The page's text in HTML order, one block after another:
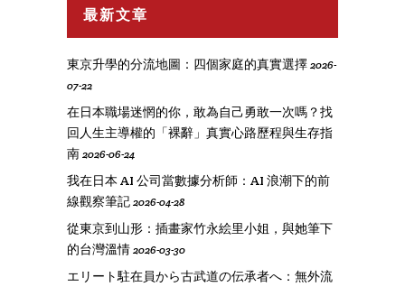
最新文章
東京升學的分流地圖：四個家庭的真實選擇 2026-
07-22
在日本職場迷惘的你，敢為自己勇敢一次嗎？找
回人生主導權的「裸辭」真實心路歷程與生存指
南 2026-06-24
我在日本 AI 公司當數據分析師：AI 浪潮下的前
線觀察筆記 2026-04-28
從東京到山形：插畫家竹永絵里小姐，與她筆下
的台灣溫情 2026-03-30
エリート駐在員から古武道の伝承者へ：無外流